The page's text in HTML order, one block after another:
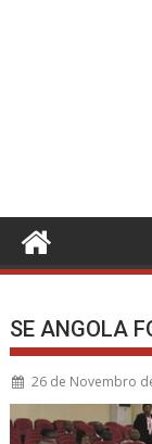
SE ANGOLA
26 de Novembro